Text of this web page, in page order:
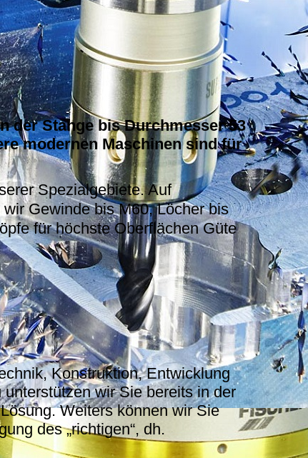
der Stange bis Durchmesser 53
modernen Maschinen sind für
Spezialgebiete. Auf
Gewinde bis M60, Löcher bis
für höchste Oberflächen Güte
Konstruktion, Entwicklung
wir Sie bereits in der
Weiters können wir Sie
des „richtigen“, dh.